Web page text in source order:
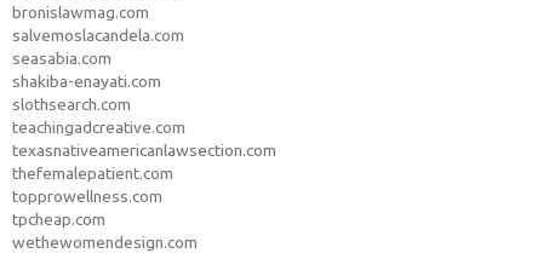
bronislawmag.com
salvemoslacandela.com
seasabia.com
shakiba-enayati.com
slothsearch.com
teachingadcreative.com
texasnativeamericanlawsection.com
thefemalepatient.com
topprowellness.com
tpcheap.com
wethewomendesign.com